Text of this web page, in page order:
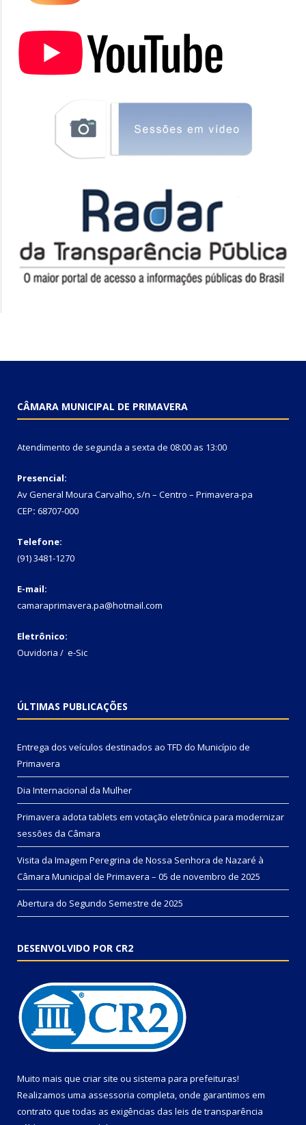
CÂMARA MUNICIPAL DE PRIMAVERA
Atendimento de segunda a sexta de 08:00 as 13:00
Presencial:
Av General Moura Carvalho, s/n – Centro – Primavera-pa
CEP: 68707-000
Telefone:
(91) 3481-1270
E-mail:
camaraprimavera.pa@hotmail.com
Eletrônico:
Ouvidoria / e-Sic
ÚLTIMAS PUBLICAÇÕES
Entrega dos veículos destinados ao TFD do Município de
Primavera
Dia Internacional da Mulher
Primavera adota tablets em votação eletrônica para modernizar
sessões da Câmara
Visita da Imagem Peregrina de Nossa Senhora de Nazaré à
Câmara Municipal de Primavera – 05 de novembro de 2025
Abertura do Segundo Semestre de 2025
DESENVOLVIDO POR CR2
Muito mais que criar site ou sistema para prefeituras!
Realizamos uma assessoria completa, onde garantimos em
contrato que todas as exigências das leis de transparência